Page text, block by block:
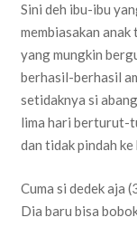
Sini deh ibu-ibu
membiasakan
yang mungkin
berhasil-berhasil
setidaknya si
lima hari berturut-
dan tidak pindah
Cuma si dedek aja
Dia baru bisa